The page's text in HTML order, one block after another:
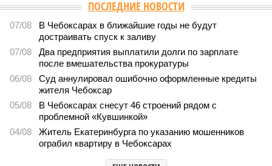
Версия //Общество //
В регионе учреждены удостоверения мастеров
В регионе учреждены удостоверения мастеров спорта по
борьбе керешу
Заткнуть за пояс
(фото: wikimedia commons/Ilsurikat)